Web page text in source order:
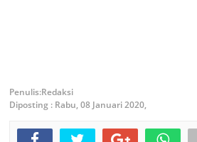
Redaksi
Diposting : Rabu, 08 Januari 2020,